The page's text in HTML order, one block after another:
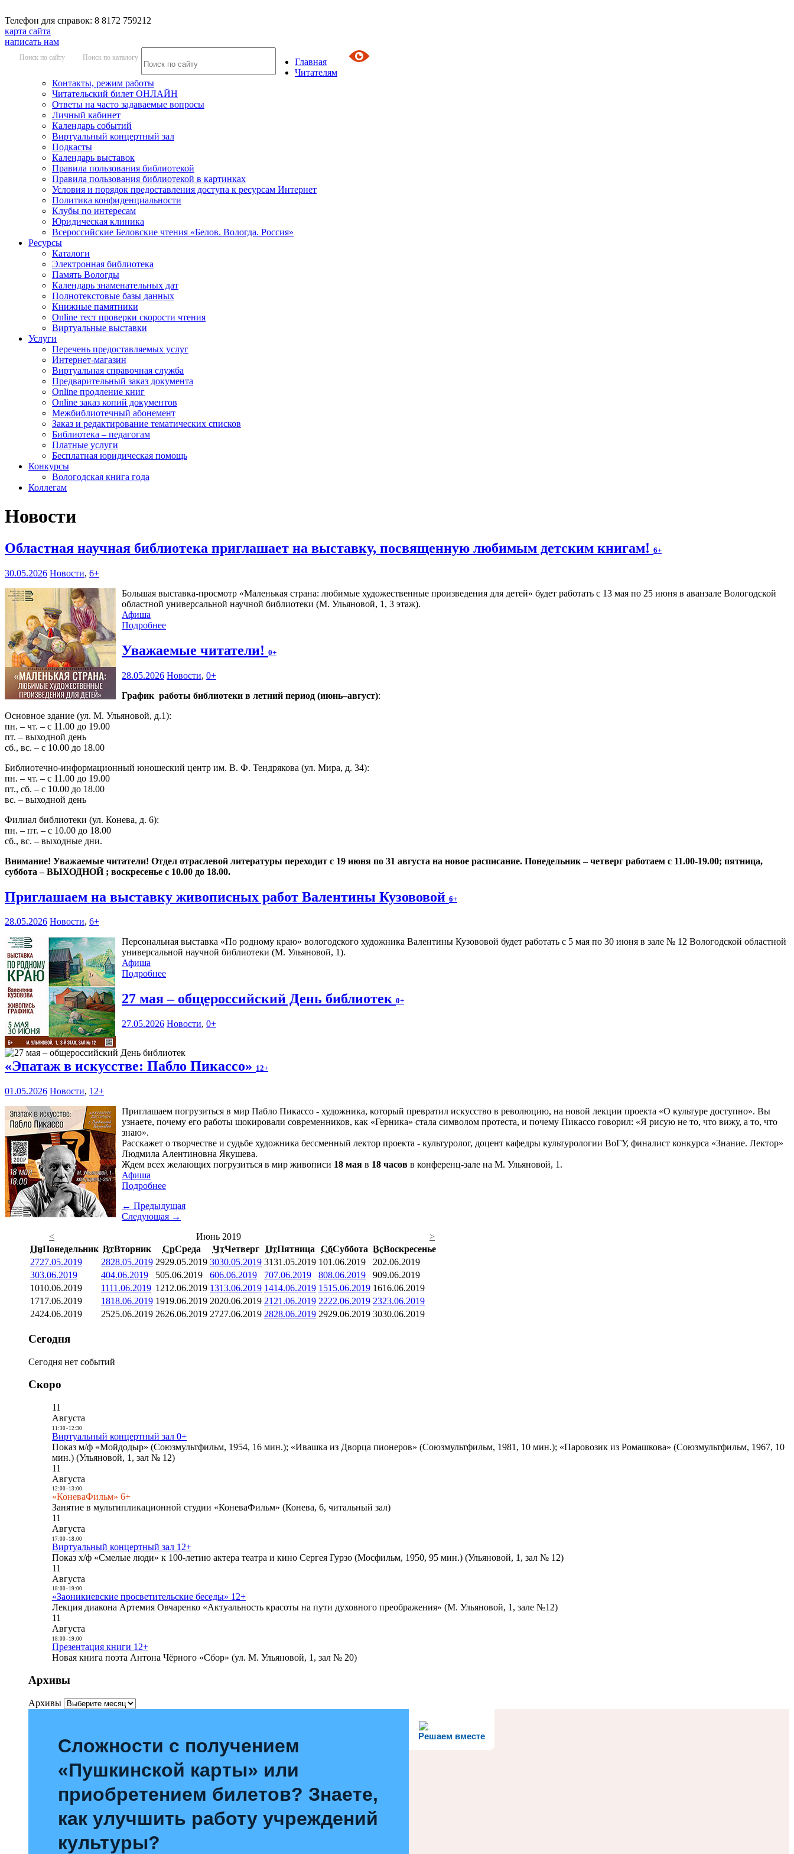
Телефон для справок: 8 8172 759212
карта сайта
написать нам
Поиск по сайту Поиск по каталогу
Главная
Читателям
Контакты, режим работы
Читательский билет ОНЛАЙН
Ответы на часто задаваемые вопросы
Личный кабинет
Календарь событий
Виртуальный концертный зал
Подкасты
Календарь выставок
Правила пользования библиотекой
Правила пользования библиотекой в картинках
Условия и порядок предоставления доступа к ресурсам Интернет
Политика конфиденциальности
Клубы по интересам
Юридическая клиника
Всероссийские Беловские чтения «Белов. Вологда. Россия»
Ресурсы
Каталоги
Электронная библиотека
Память Вологды
Календарь знаменательных дат
Полнотекстовые базы данных
Книжные памятники
Online тест проверки скорости чтения
Виртуальные выставки
Услуги
Перечень предоставляемых услуг
Интернет-магазин
Виртуальная справочная служба
Предварительный заказ документа
Online продление книг
Online заказ копий документов
Межбиблиотечный абонемент
Заказ и редактирование тематических списков
Библиотека – педагогам
Платные услуги
Бесплатная юридическая помощь
Конкурсы
Вологодская книга года
Коллегам
Новости
Областная научная библиотека приглашает на выставку, посвященную любимым детским книгам! 6+
30.05.2026 Новости, 6+
Большая выставка-просмотр «Маленькая страна: любимые художественные произведения для детей» будет работать с 13 мая по 25 июня в аванзале Вологодской
областной универсальной научной библиотеки (М. Ульяновой, 1, 3 этаж).
Афиша
Подробнее
Уважаемые читатели! 0+
28.05.2026 Новости, 0+
График работы библиотеки в летний период (июнь–август):
Основное здание (ул. М. Ульяновой, д.1):
пн. – чт. – с 11.00 до 19.00
пт. – выходной день
сб., вс. – с 10.00 до 18.00
Библиотечно-информационный юношеский центр им. В. Ф. Тендрякова (ул. Мира, д. 34):
пн. – чт. – с 11.00 до 19.00
пт., сб. – с 10.00 до 18.00
вс. – выходной день
Филиал библиотеки (ул. Конева, д. 6):
пн. – пт. – с 10.00 до 18.00
сб., вс. – выходные дни.
Внимание! Уважаемые читатели! Отдел отраслевой литературы переходит с 19 июня по 31 августа на новое расписание. Понедельник – четверг работаем с 11.00-19.00; пятница,
суббота – ВЫХОДНОЙ ; воскресенье с 10.00 до 18.00.
Приглашаем на выставку живописных работ Валентины Кузововой 6+
28.05.2026 Новости, 6+
Персональная выставка «По родному краю» вологодского художника Валентины Кузововой будет работать с 5 мая по 30 июня в зале № 12 Вологодской областной
универсальной научной библиотеки (М. Ульяновой, 1).
Афиша
Подробнее
27 мая – общероссийский День библиотек 0+
27.05.2026 Новости, 0+
«Эпатаж в искусстве: Пабло Пикассо» 12+
01.05.2026 Новости, 12+
Приглашаем погрузиться в мир Пабло Пикассо - художника, который превратил искусство в революцию, на новой лекции проекта «О культуре доступно». Вы
узнаете, почему его работы шокировали современников, как «Герника» стала символом протеста, и почему Пикассо говорил: «Я рисую не то, что вижу, а то, что
знаю».
Расскажет о творчестве и судьбе художника бессменный лектор проекта - культуролог, доцент кафедры культурологии ВоГУ, финалист конкурса «Знание. Лектор»
Людмила Алентиновна Якушева.
Ждем всех желающих погрузиться в мир живописи 18 мая в 18 часов в конференц-зале на М. Ульяновой, 1.
Афиша
Подробнее
← Предыдущая
Следующая →
<
Июнь 2019
>
ПнПонедельник ВтВторник СрСреда ЧтЧетверг ПтПятница СбСуббота ВсВоскресенье
2727.05.2019 2828.05.2019 2929.05.2019 3030.05.2019 3131.05.2019 101.06.2019 202.06.2019
303.06.2019 404.06.2019 505.06.2019 606.06.2019 707.06.2019 808.06.2019 909.06.2019
1010.06.2019 1111.06.2019 1212.06.2019 1313.06.2019 1414.06.2019 1515.06.2019 1616.06.2019
1717.06.2019 1818.06.2019 1919.06.2019 2020.06.2019 21 21.06.2019 2222.06.2019 2323.06.2019
2424.06.2019 2525.06.2019 2626.06.2019 2727.06.2019 2828.06.2019 2929.06.2019 3030.06.2019
Сегодня
Сегодня нет событий
Скоро
11
Августа
11:30- 12:30
Виртуальный концертный зал 0+
Показ м/ф «Мойдодыр» (Союзмультфильм, 1954, 16 мин.); «Ивашка из Дворца пионеров» (Союзмультфильм, 1981, 10 мин.); «Паровозик из Ромашкова» (Союзмультфильм, 1967, 10
мин.) (Ульяновой, 1, зал № 12)
11
Августа
12:00- 13:00
«КоневаФильм» 6+
Занятие в мультипликационной студии «КоневаФильм» (Конева, 6, читальный зал)
11
Августа
17:00- 18:00
Виртуальный концертный зал 12+
Показ х/ф «Смелые люди» к 100-летию актера театра и кино Сергея Гурзо (Мосфильм, 1950, 95 мин.) (Ульяновой, 1, зал № 12)
11
Августа
18:00- 19:00
«Заоникиевские просветительские беседы» 12+
Лекция диакона Артемия Овчаренко «Актуальность красоты на пути духовного преображения» (М. Ульяновой, 1, зале №12)
11
Августа
18:00- 19:00
Презентация книги 12+
Новая книга поэта Антона Чёрного «Сбор» (ул. М. Ульяновой, 1, зал № 20)
Архивы
Архивы
Решаем вместе
Сложности с получением
«Пушкинской карты» или
приобретением билетов? Знаете,
как улучшить работу учреждений
культуры?